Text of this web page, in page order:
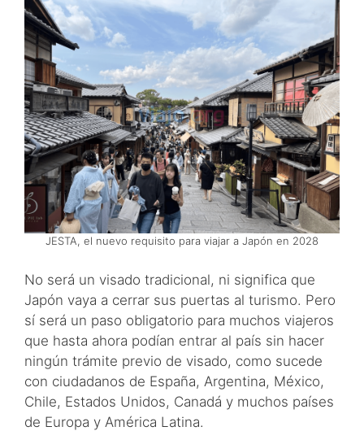
JESTA, el nuevo requisito para viajar a Japón en 2028
No será un visado tradicional, ni significa que
Japón vaya a cerrar sus puertas al turismo. Pero
sí será un paso obligatorio para muchos viajeros
que hasta ahora podían entrar al país sin hacer
ningún trámite previo de visado, como sucede
con ciudadanos de España, Argentina, México,
Chile, Estados Unidos, Canadá y muchos países
de Europa y América Latina.